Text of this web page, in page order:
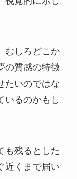
むしろどこか
の質感の特徴
たいのではな
いるのかもし
も残るとした
近くまで届い